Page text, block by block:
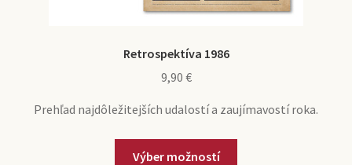
Retrospektíva 1986
9,90 €
Prehľad najdôležitejších udalostí a zaujímavostí roka.
Výber možností